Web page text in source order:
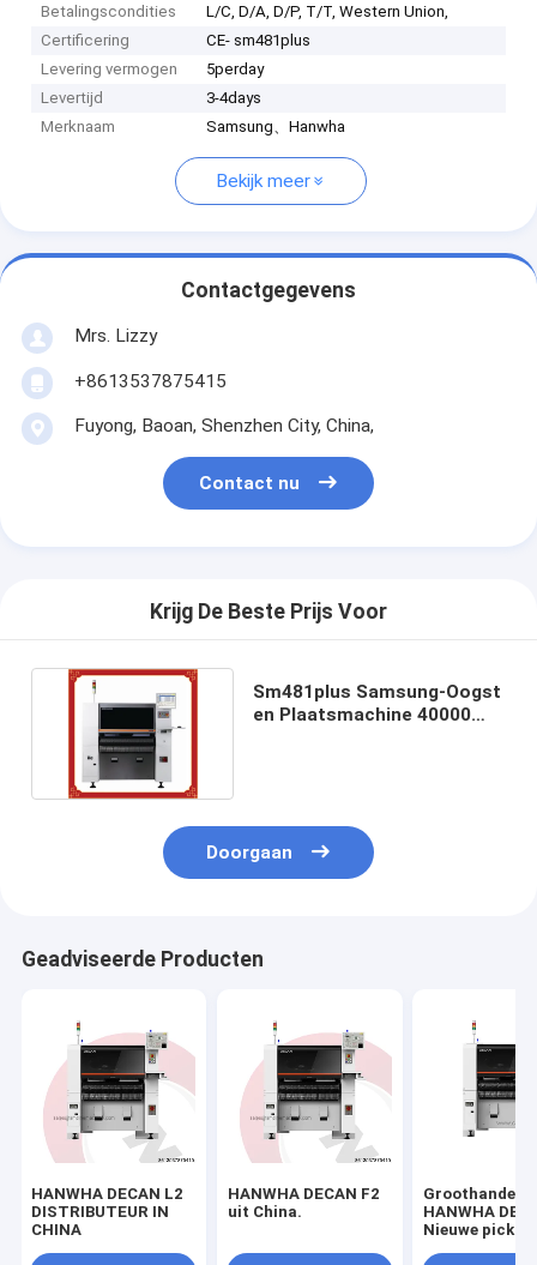
Betalingscondities
L/C, D/A, D/P, T/T, Western Union,
Certificering
CE- sm481plus
Levering vermogen
5perday
Levertijd
3-4days
Merknaam
Samsung、Hanwha
Bekijk meer
Contactgegevens
Mrs. Lizzy
+8613537875415
Fuyong, Baoan, Shenzhen City, China,
Contact nu
Krijg De Beste Prijs Voor
Sm481plus Samsung-Oogst
en Plaatsmachine 40000
Doorgaan
Geadviseerde Producten
HANWHA DECAN L2
DISTRIBUTEUR IN
CHINA
HANWHA DECAN F2
uit China.
Groothandel
HANWHA
Nieuwe pick